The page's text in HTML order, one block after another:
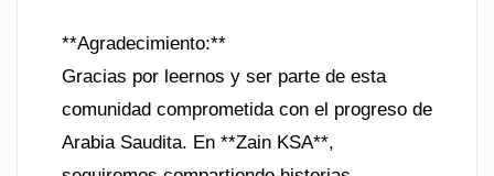
**Agradecimiento:**
Gracias por leernos y ser parte de esta
comunidad comprometida con el progreso de
Arabia Saudita. En **Zain KSA**,